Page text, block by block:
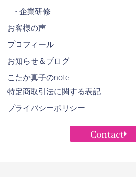
- 企業研修
お客様の声
プロフィール
お知らせ＆ブログ
こたか真子のnote
特定商取引法に関する表記
プライバシーポリシー
Contact